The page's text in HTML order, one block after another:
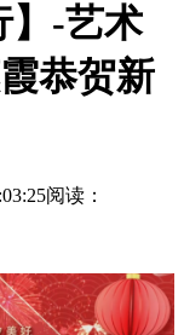
】-艺术
恭贺新
阅读：